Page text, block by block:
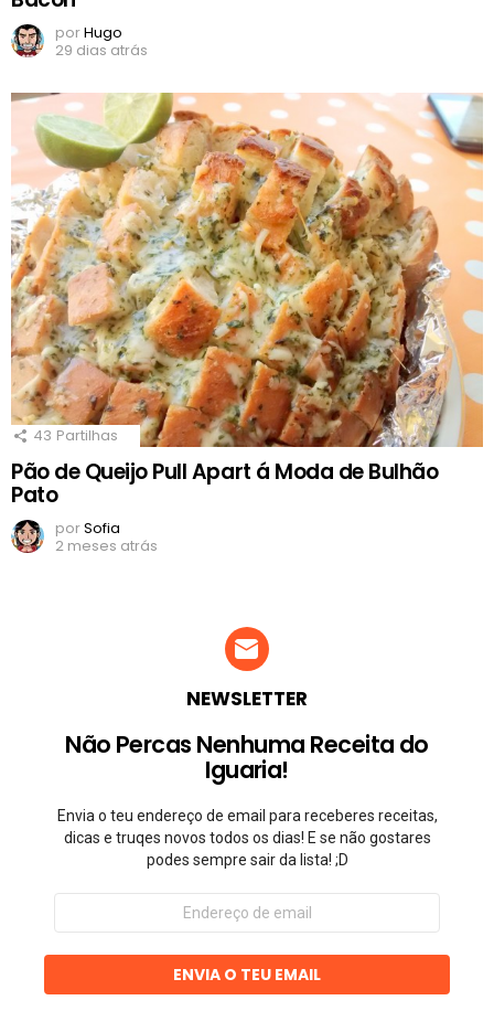
porHugo
29 dias atrás
43 Partilhas
Pão de Queijo Pull Apart á Moda de Bulhão
Pato
porSofia
2 meses atrás
NEWSLETTER
Não Percas Nenhuma Receita do
Iguaria!
Envia o teu endereço de email para receberes receitas,
dicas e truqes novos todos os dias! E se não gostares
podes sempre sair da lista! ;D
Endereço
email
ENVIA O TEU EMAIL